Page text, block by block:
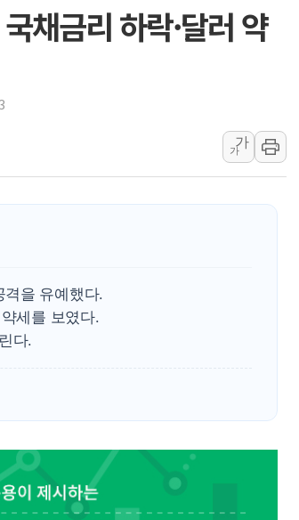
프, 쿡 연준 이사 해임 재추진…"26일까지 의혹 소명
증시, 美 고용 예상 밖 부진에 연준 금리 인상 가능
항소법원, 백악관 무도회장 공사 중단 명령…트럼프
핵심 원유 수출항 '하르그섬', 최근 1주일 이상 '올
진] 이슬람 수니파 3개국, 공동방위협정 체결
증시 개장 전 특징주...아틀라시안·클라우드플레
채금리 하락·달러 약
가
가
을 유예했다.
세를 보였다.
다.